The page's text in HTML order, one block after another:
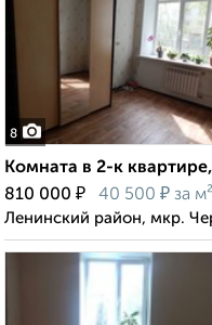
8
Комната в 2-к
810 000 ₽ 40 500 ₽ за м²
Ленинский район, мкр.